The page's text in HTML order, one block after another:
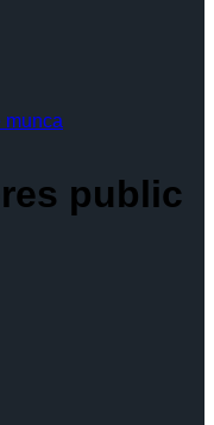
munca
public